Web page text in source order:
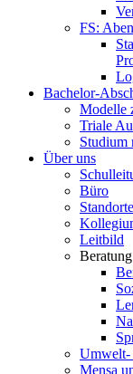
FS:
Bachelor-
Modelle
Triale
Studium
Über uns
Büro
Leitbild
Umwelt-
Mensa